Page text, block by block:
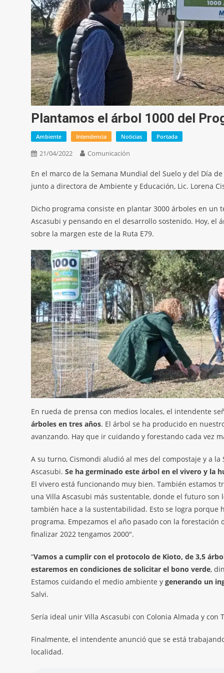
Plantamos el árbol 1000 del
Ambiente Intendencia Noticias Portada
21/04/2022 Comunicación
En el marco de la Semana Mundial del Suelo y del Día
junto a directora de Ambiente y Educación, Lic. Lorena
Dicho programa consiste en plantar 3000 árboles en
Ascasubi y pensando en el desarrollo sostenido. Hoy,
sobre la margen este de la Ruta E79.
En rueda de prensa con medios locales, el intendente
árboles en tres años. El árbol se ha producido en
avanzando. Hay que ir cuidando y forestando cada vez
A su turno, Cismondi aludió al mes del compostaje y a
Ascasubi. Se ha germinado este árbol en el vivero y la
El vivero está funcionando muy bien. También estamos
una Villa Ascasubi más sustentable, donde el futuro
también hace a la sustentabilidad. Esto se logra
programa. Empezamos el año pasado con la
finalizar 2022 tengamos 2000″.
“Vamos a cumplir con el protocolo de Kioto, de 3,5
estaremos en condiciones de solicitar el bono verde,
Estamos cuidando el medio ambiente y generando un
Salvi.
Sería ideal unir Villa Ascasubi con Colonia Almada y
Finalmente, el intendente anunció que se está
localidad.